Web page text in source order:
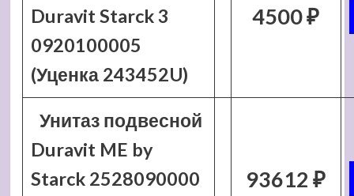
Duravit Starck 3
0920100005
(Уценка 243452U)
4500 ₽
Унитаз подвесной
Duravit ME by
Starck 2528090000
93612 ₽